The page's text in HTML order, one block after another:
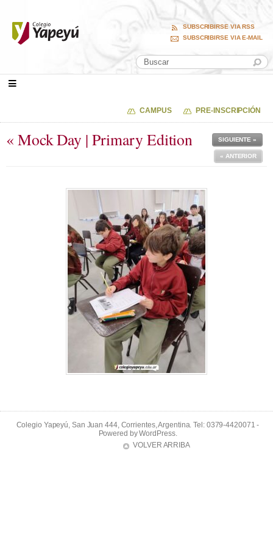
SUBSCRIBIRSE VIA RSS
SUBSCRIBIRSE VIA E-MAIL
CAMPUS PRE-INSCRIPCIÓN
« Mock Day | Primary Edition SIGUIENTE »
« ANTERIOR
Colegio Yapeyú, San Juan 444, Corrientes, Argentina. Tel: 0379-4420071 -
Powered byWordPress.
VOLVER ARRIBA